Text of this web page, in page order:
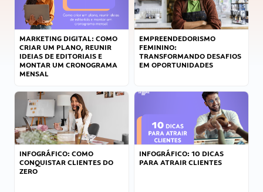
MARKETING DIGITAL: COMO
CRIAR UM PLANO, REUNIR
IDEIAS DE EDITORIAIS E
MONTAR UM CRONOGRAMA
MENSAL
EMPREENDEDORISMO
FEMININO:
TRANSFORMANDO DESAFIOS
EM OPORTUNIDADES
INFOGRÁFICO: COMO
CONQUISTAR CLIENTES DO
ZERO
INFOGRÁFICO: 10 DICAS
PARA ATRAIR CLIENTES